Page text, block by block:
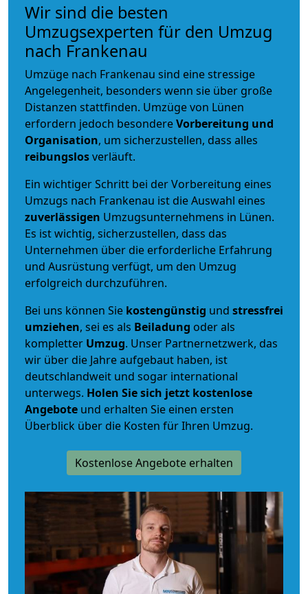
Wir sind die besten
Umzugsexperten für den Umzug
nach Frankenau
Umzüge nach Frankenau sind eine stressige
Angelegenheit, besonders wenn sie über große
Distanzen stattfinden. Umzüge von Lünen
erfordern jedoch besondereVorbereitung und
Organisation, um sicherzustellen, dass alles
reibungslosverläuft.
Ein wichtiger Schritt bei der Vorbereitung eines
Umzugs nach Frankenau ist die Auswahl eines
zuverlässigen Umzugsunternehmens in Lünen.
Es ist wichtig, sicherzustellen, dass das
Unternehmen über die erforderliche Erfahrung
und Ausrüstung verfügt, um den Umzug
erfolgreich durchzuführen.
Bei uns können Sie kostengünstig und stressfrei
umziehen, sei es als Beiladung oder als
kompletter Umzug. Unser Partnernetzwerk, das
wir über die Jahre aufgebaut haben, ist
deutschlandweit und sogar international
unterwegs. Holen Sie sich jetzt kostenlose
Angebote und erhalten Sie einen ersten
Überblick über die Kosten für Ihren Umzug.
Kostenlose Angebote erhalten